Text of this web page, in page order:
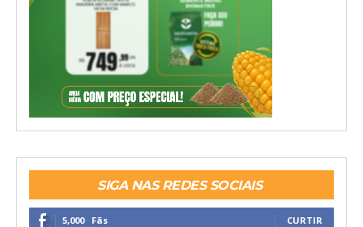
SIGA NAS REDES SOCIAIS
5,000 Fãs CURTIR